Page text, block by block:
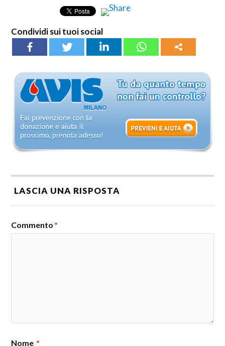
Condividi sui tuoi social
LASCIA UNA RISPOSTA
Commento *
Nome *